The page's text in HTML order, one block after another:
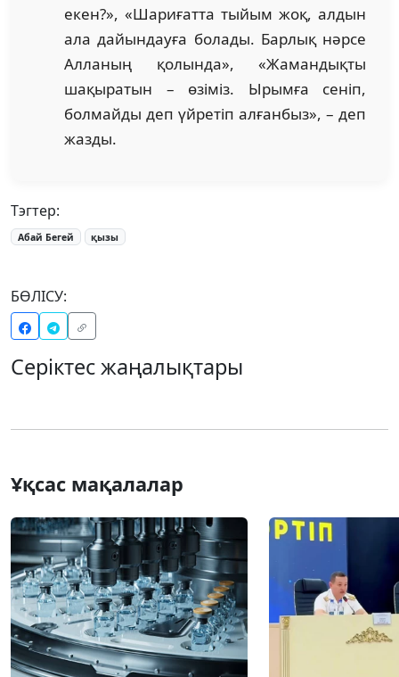
екен?», «Шариғатта тыйым жоқ, алдын
ала дайындауға болады. Барлық нәрсе
Алланың қолында», «Жамандықты
шақыратын – өзіміз. Ырымға сеніп,
болмайды деп үйретіп алғанбыз», – деп
жазды.
Тэгтер:
Абай Бегей қызы
БӨЛІСУ:
Серіктес жаңалықтары
Ұқсас мақалалар